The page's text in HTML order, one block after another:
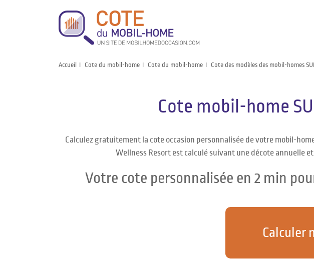
Accueil Cote du mobil-home Cote du mobil-home Cote des modèles des mobil-homes
Cote mobil-home
Calculez gratuitement la cote occasion personnalisée de votre mobil-
Wellness Resort est calculé suivant une décote annuelle
Votre cote personnalisée en 2 min
Calculer